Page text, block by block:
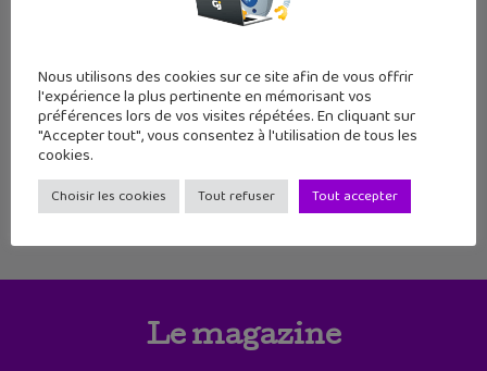
1 2 3 4 5
7
Le magazine
Nous utilisons des cookies sur ce site afin de vous offrir
l'expérience la plus pertinente en mémorisant vos
préférences lors de vos visites répétées. En cliquant sur
"Accepter tout", vous consentez à l'utilisation de tous les
cookies.
Choisir les cookies Tout refuser Tout accepter